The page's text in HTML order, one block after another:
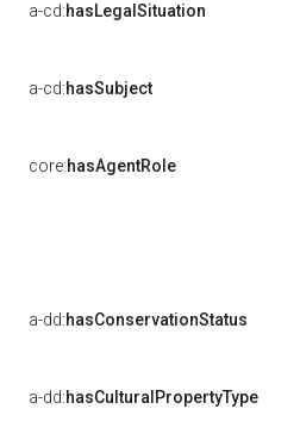
a-cd:hasLegalSituation
a-cd:hasSubject
core:hasAgentRole
a-dd:hasConservationStatus
a-dd:hasCulturalPropertyType